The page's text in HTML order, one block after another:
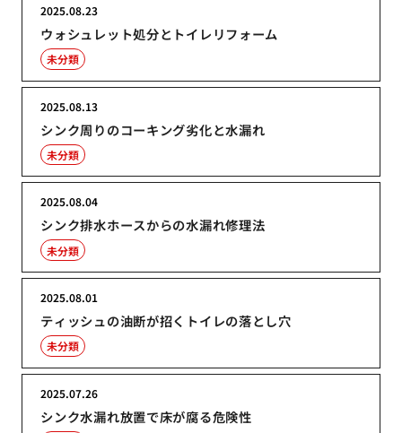
ウォシュレット処分とトイレリフォーム
2025.08.23
未分類
シンク周りのコーキング劣化と水漏れ
2025.08.13
未分類
シンク排水ホースからの水漏れ修理法
2025.08.04
未分類
ティッシュの油断が招くトイレの落とし穴
2025.08.01
未分類
シンク水漏れ放置で床が腐る危険性
2025.07.26